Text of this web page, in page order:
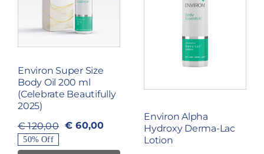
Environ Super Size
Body Oil 200 ml
(Celebrate Beautifully
2025)
€120,00
Oorspronkelijke
prijs
€ 60,00
Huidige
prijs
50% Off
Environ Alpha
Hydroxy Derma-Lac
Lotion